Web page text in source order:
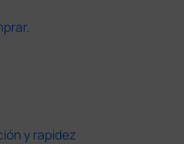
y rapidez